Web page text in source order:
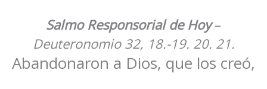
Salmo Responsorial de Hoy –
Deuteronomio 32, 18.-19. 20. 21.
Abandonaron a Dios, que los creó,